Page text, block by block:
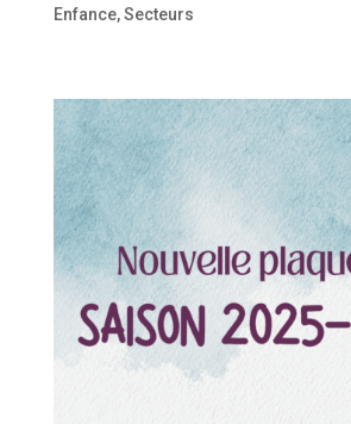
Enfance,Secteurs